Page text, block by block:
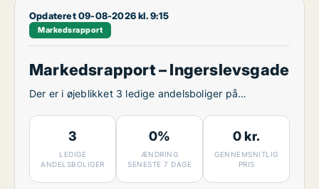
Opdateret 09-08-2026 kl. 9:15
Markedsrapport
Markedsrapport – Ingerslevsgade
Der er i øjeblikket 3 ledige andelsboliger på
3
LEDIGE
ANDELSBOLIGER
0%
ÆNDRING
SENESTE 7 DAGE
0 kr.
GENNEMSNITLIG
PRIS